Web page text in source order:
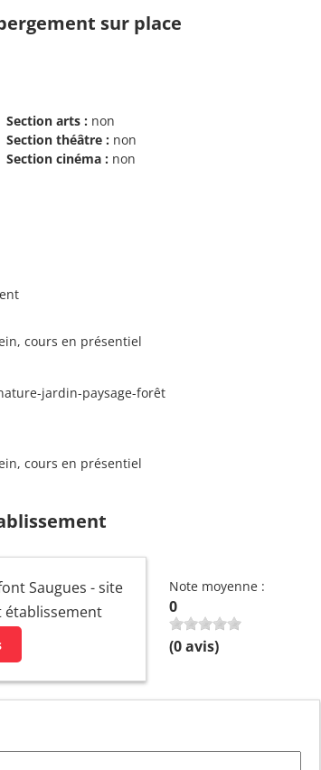
sur place
Section arts : non
Section théâtre : non
Section cinéma : non
cours en présentiel
jardin-paysage-forêt
cours en présentiel
Saugues - site
établissement
Note moyenne :
0
(0avis)